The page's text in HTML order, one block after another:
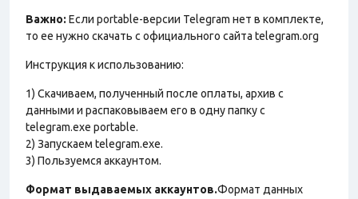
Важно: Если portable-версии Telegram нет в комплекте,
то ее нужно скачать с официального сайта telegram.org
Инструкция к использованию:
1) Скачиваем, полученный после оплаты, архив с
данными и распаковываем его в одну папку с
telegram.exe portable.
2) Запускаем telegram.exe.
3) Пользуемся аккаунтом.
Формат выдаваемых аккаунтов.Формат данных